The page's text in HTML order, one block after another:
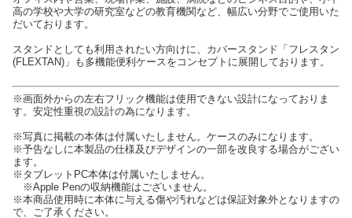
高の学校や大学の研究室などの教育機関など、幅広い分野でご使用いた
だいております。
スタンドとしても利用されたい方向けに、カバースタンド「フレスタン
(FLEXTAN)」も多機能便利ケースをコンセプトに展開しております。
※画面外からの左右フリック機能は使用できない設計になっておりま
す。安定性重視の設計の為になります。
※写真に掲載の本体は付属いたしません。ケースのみになります。
※予告なしに本製品の仕様及びデザインの一部を改良する場合がござい
ます。
※タブレットPC本体は付属いたしません。
※Apple Penの収納機能はございません。
※本商品使用時に本体に与える傷や汚れなどは保証対象外となりますの
で、ご了承ください。